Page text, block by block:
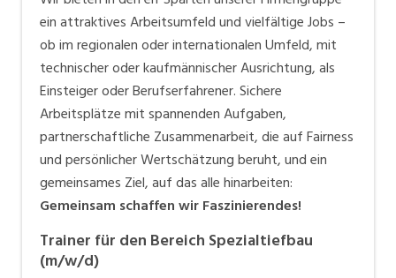
ein attraktives Arbeitsumfeld und vielfältige Jobs –
ob im regionalen oder internationalen Umfeld, mit
technischer oder kaufmännischer Ausrichtung, als
Einsteiger oder Berufserfahrener. Sichere
Arbeitsplätze mit spannenden Aufgaben,
partnerschaftliche Zusammenarbeit, die auf Fairness
und persönlicher Wertschätzung beruht, und ein
gemeinsames Ziel, auf das alle hinarbeiten:
Gemeinsam schaffen wir Faszinierendes!
Trainer für den Bereich Spezialtiefbau
(m/w/d)